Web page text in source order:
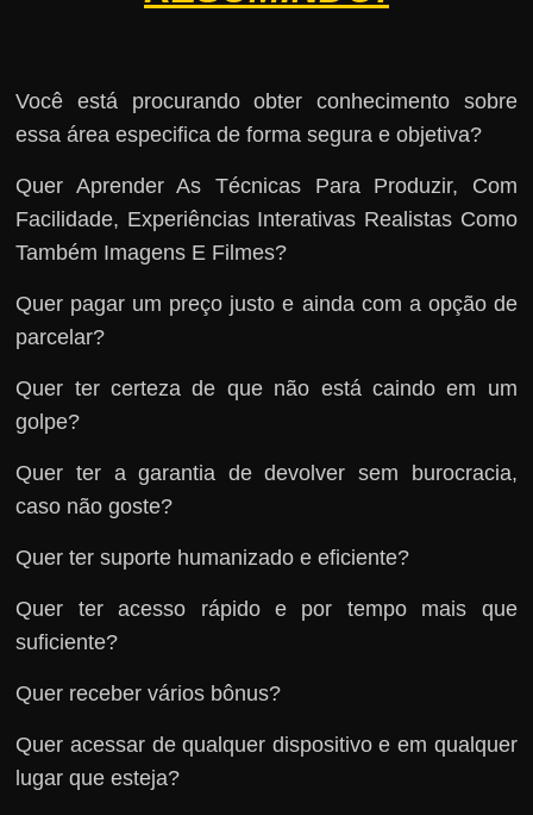
Você está procurando obter conhecimento sobre
essa área especifica de forma segura e objetiva?
Quer Aprender As Técnicas Para Produzir, Com
Facilidade, Experiências Interativas Realistas Como
Também Imagens E Filmes?
Quer pagar um preço justo e ainda com a opção de
parcelar?
Quer ter certeza de que não está caindo em um
golpe?
Quer ter a garantia de devolver sem burocracia,
caso não goste?
Quer ter suporte humanizado e eficiente?
Quer ter acesso rápido e por tempo mais que
suficiente?
Quer receber vários bônus?
Quer acessar de qualquer dispositivo e em qualquer
lugar que esteja?